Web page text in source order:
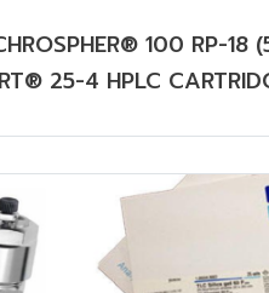
100 RP-18
25-4 HPLC